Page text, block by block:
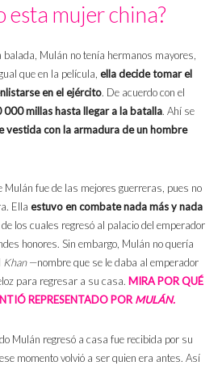
esta mujer china?
balada, Mulán no tenía hermanos mayores,
que en la película, ella decide tomar el
en el ejército. De acuerdo con el
000 millas hasta llegar a la batalla. Ahí se
vestida con la armadura de un hombre
Mulán fue de las mejores guerreras, pues no
Ella estuvo en combate nada más y nada
de los cuales regresó al palacio del emperador
honores. Sin embargo, Mulán no quería
Khan—nombre que se le daba al emperador
para regresar a su casa. MIRA POR QUÉ
REPRESENTADO POR MULÁN.
Mulán regresó a casa fue recibida por su
momento volvió a ser quien era antes. Así